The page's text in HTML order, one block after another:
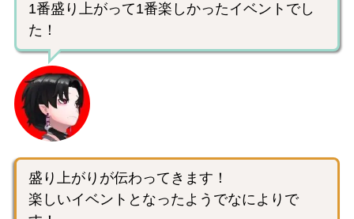
1番盛り上がって1番楽しかったイベントでし
た！
盛り上がりが伝わってきます！
楽しいイベントとなったようでなによりで